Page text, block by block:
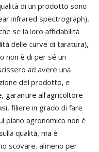
di un prodotto sono
infrared spectrograph),
se la loro affidabilità
delle curve di taratura),
non è di per sé un
ad avere una
del prodotto, e
garantire all’agricoltore
filiere in grado di fare
piano agronomico non è
qualità, ma è
scovare, almeno per